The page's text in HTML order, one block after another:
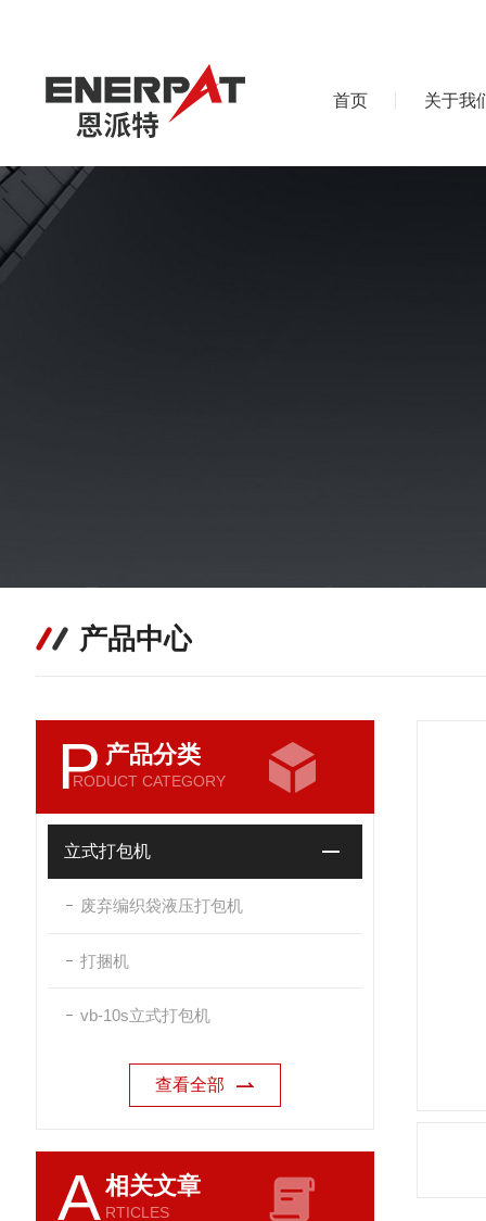
首页 关于我
产品中心
P 产品分类
RODUCT CATEGORY
立式打包机
废弃编织袋液压打包机
打捆机
vb-10s立式打包机
查看全部
A相关文章
RTICLES